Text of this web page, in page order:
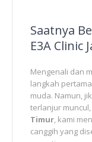
Saatnya
E3A Clinic
Mengenali dan
langkah
muda. Namun,
terlanjur
Timur, kami
canggih yang